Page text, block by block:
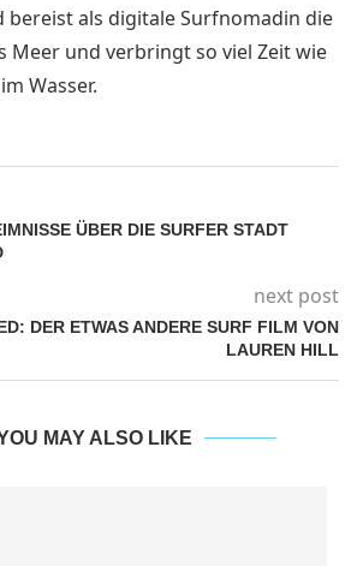
bereist als digitale Surfnomadin die
Meer und verbringt so viel Zeit wie
Wasser.
ÜBER DIE SURFER STADT
next post
DER ETWAS ANDERE SURF FILM VON
LAUREN HILL
MAY ALSO LIKE